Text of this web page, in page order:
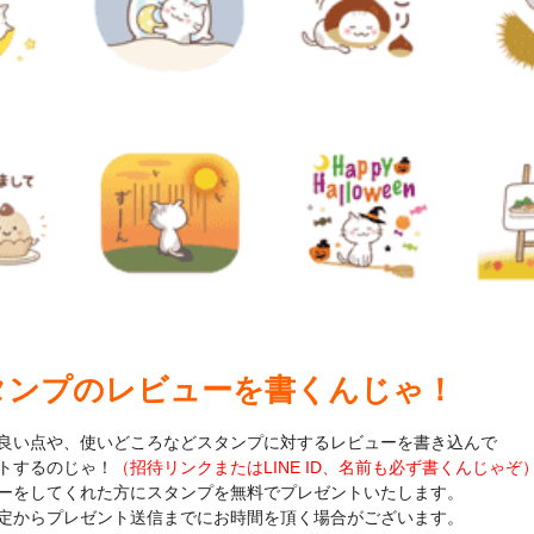
プのレビューを書くんじゃ！
い点や、使いどころなどスタンプに対するレビューを書き込んで
するのじゃ！
（招待リンクまたはLINE ID、名前も必ず書くんじゃぞ
してくれた方にスタンプを無料でプレゼントいたします。
らプレゼント送信までにお時間を頂く場合がございます。